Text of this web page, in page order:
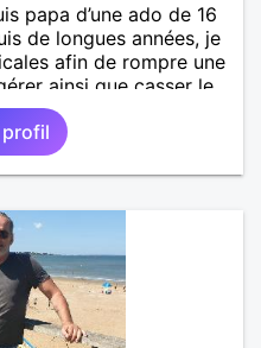
papa d’une ado de 16
de longues années, je
afin de rompre une
ainsi que casser le
extrêmement
peut se décliner en des
Le temps fera son
philosophe
bourré de qualités
suis altruiste,
honnête,
et compréhensif : je
choses. Mais ne vous
profil